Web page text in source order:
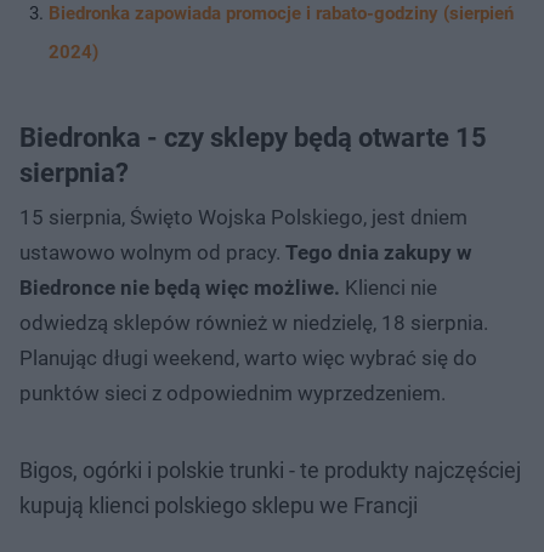
Biedronka zapowiada promocje i rabato-godziny (sierpień
2024)
Biedronka - czy sklepy będą otwarte 15
sierpnia?
15 sierpnia, Święto Wojska Polskiego, jest dniem
ustawowo wolnym od pracy. Tego dnia zakupy w
Biedronce nie będą więc możliwe. Klienci nie
odwiedzą sklepów również w niedzielę, 18 sierpnia.
Planując długi weekend, warto więc wybrać się do
punktów sieci z odpowiednim wyprzedzeniem.
Bigos, ogórki i polskie trunki - te produkty najczęściej
kupują klienci polskiego sklepu we Francji